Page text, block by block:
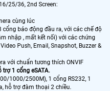
25/36, 2nd Screen:
cùng lúc
báo động đầu ra, với các chế độ
nhập , mất kết nối) với các chứng
Push, Email, Snapshot, Buzzer &
với chuẩn tương thích ONVIF
trợ 1 cổng eSATA.
1000/2500M), 1 cổng RS232, 1
hỗ trợ đàm thoại 2 chiều.